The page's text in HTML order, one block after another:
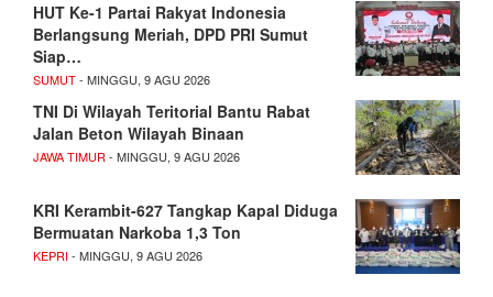
HUT Ke-1 Partai Rakyat Indonesia
Berlangsung Meriah, DPD PRI Sumut
Siap…
SUMUT- MINGGU, 9 AGU 2026
TNI Di Wilayah Teritorial Bantu Rabat
Jalan Beton Wilayah Binaan
JAWA TIMUR- MINGGU, 9 AGU 2026
KRI Kerambit-627 Tangkap Kapal Diduga
Bermuatan Narkoba 1,3 Ton
KEPRI- MINGGU, 9 AGU 2026